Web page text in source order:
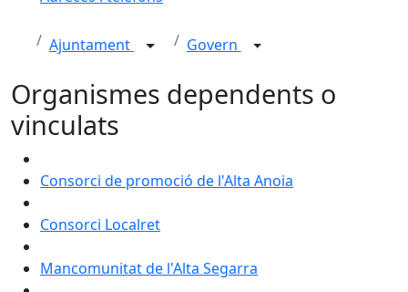
Ajuntament Govern
Organismes dependents o
vinculats
Consorci de promoció de l'Alta Anoia
Consorci Localret
Mancomunitat de l'Alta Segarra